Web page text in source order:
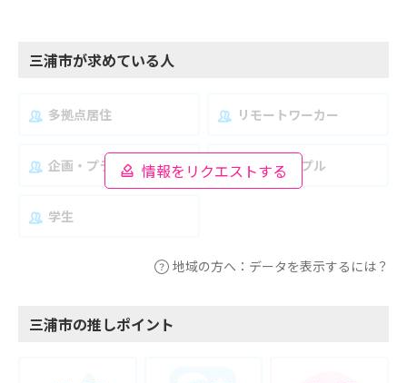
三浦市が求めている人
情報をリクエストする
多拠点居住 リモートワーカー
企画・プランナー 夫婦・カップル
学生
地域の方へ：データを表示するには？
三浦市の推しポイント